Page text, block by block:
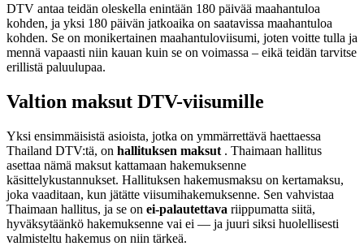
DTV antaa teidän oleskella enintään 180 päivää maahantuloa
kohden, ja yksi 180 päivän jatkoaika on saatavissa maahantuloa
kohden. Se on monikertainen maahantuloviisumi, joten voitte tulla ja
mennä vapaasti niin kauan kuin se on voimassa – eikä teidän tarvitse
erillistä paluulupaa.
Valtion maksut DTV-viisumille
Yksi ensimmäisistä asioista, jotka on ymmärrettävä haettaessa
Thailand DTV:tä, on hallituksen maksut . Thaimaan hallitus
asettaa nämä maksut kattamaan hakemuksenne
käsittelykustannukset. Hallituksen hakemusmaksu on kertamaksu,
joka vaaditaan, kun jätätte viisumihakemuksenne. Sen vahvistaa
Thaimaan hallitus, ja se on ei-palautettava riippumatta siitä,
hyväksytäänkö hakemuksenne vai ei — ja juuri siksi huolellisesti
valmisteltu hakemus on niin tärkeä.